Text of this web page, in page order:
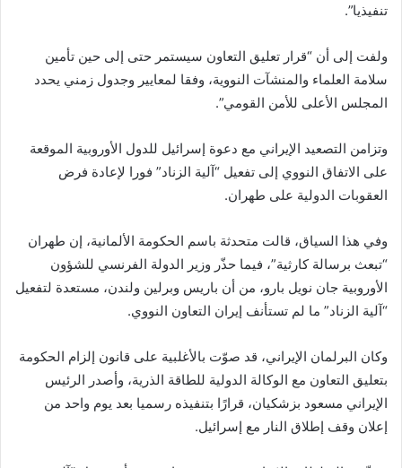
تنفيذيا”.
ولفت إلى أن “قرار تعليق التعاون سيستمر حتى إلى حين تأمين
سلامة العلماء والمنشآت النووية، وفقا لمعايير وجدول زمني يحدد
المجلس الأعلى للأمن القومي”.
وتزامن التصعيد الإيراني مع دعوة إسرائيل للدول الأوروبية الموقعة
على الاتفاق النووي إلى تفعيل “آلية الزناد” فورا لإعادة فرض
العقوبات الدولية على طهران.
وفي هذا السياق، قالت متحدثة باسم الحكومة الألمانية، إن طهران
“تبعث برسالة كارثية”، فيما حذّر وزير الدولة الفرنسي للشؤون
الأوروبية جان نويل بارو، من أن باريس وبرلين ولندن، مستعدة لتفعيل
“آلية الزناد” ما لم تستأنف إيران التعاون النووي.
وكان البرلمان الإيراني، قد صوّت بالأغلبية على قانون إلزام الحكومة
بتعليق التعاون مع الوكالة الدولية للطاقة الذرية، وأصدر الرئيس
الإيراني مسعود بزشكيان، قرارًا بتنفيذه رسميا بعد يوم واحد من
إعلان وقف إطلاق النار مع إسرائيل.